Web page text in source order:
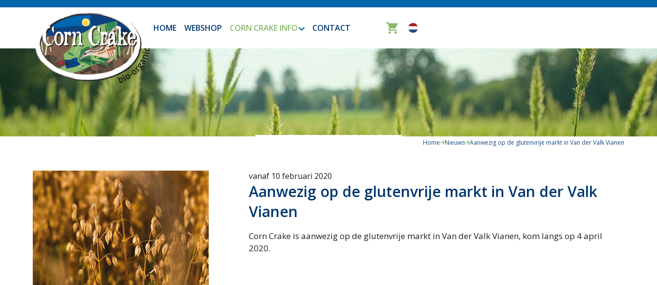
HOME WEBSHOP CORN CRAKE INFO CONTACT
Home Nieuws Aanwezig op de glutenvrije markt in Van der Valk Vianen
vanaf 10 februari 2020
Aanwezig op de glutenvrije markt in Van der Valk
Vianen
Corn Crake is aanwezig op de glutenvrije markt in Van der Valk Vianen, kom langs op 4 april
2020.